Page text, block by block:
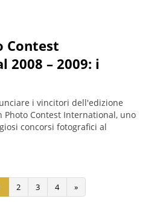
Contest
2008 – 2009: i
i vincitori dell'edizione
Photo Contest International, uno
concorsi fotografici al
2 3 4 »